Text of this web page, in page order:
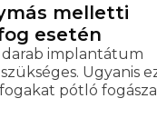
melletti
esetén
implantátum
Ugyanis
pótló